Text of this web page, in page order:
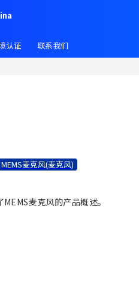
认证 联系我们
MEMS麦克风(麦克风)
麦克风的产品概述。